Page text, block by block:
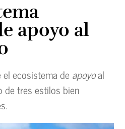
apoyo al
ecosistema deapoyoal
de tres estilos bien